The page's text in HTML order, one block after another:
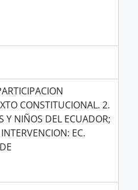
CONSTITUCIONAL. 2.
Y NIÑOS DEL ECUADOR;
EC.